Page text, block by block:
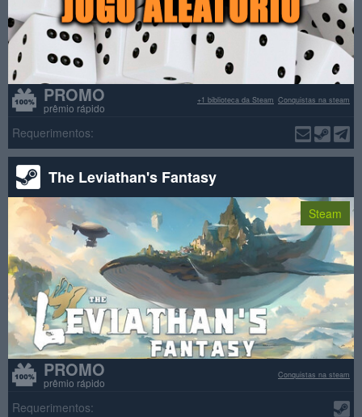
PROMO
prêmio rápido
Conquistas na steam
+1 biblioteca da Steam
Requerimentos:
The Leviathan's Fantasy
Steam
PROMO
prêmio rápido
Conquistas na steam
Requerimentos: